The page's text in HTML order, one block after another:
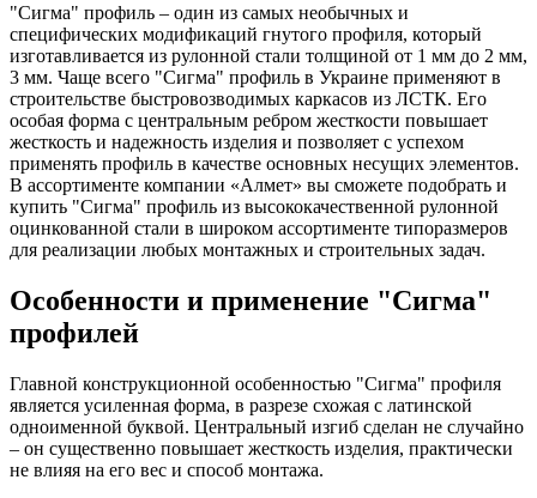
"Сигма" профиль – один из самых необычных и
специфических модификаций гнутого профиля, который
изготавливается из рулонной стали толщиной от 1 мм до 2 мм,
3 мм. Чаще всего "Сигма" профиль в Украине применяют в
строительстве быстровозводимых каркасов из ЛСТК. Его
особая форма с центральным ребром жесткости повышает
жесткость и надежность изделия и позволяет с успехом
применять профиль в качестве основных несущих элементов.
В ассортименте компании «Алмет» вы сможете подобрать и
купить "Сигма" профиль из высококачественной рулонной
оцинкованной стали в широком ассортименте типоразмеров
для реализации любых монтажных и строительных задач.
Особенности и применение "Сигма"
профилей
Главной конструкционной особенностью "Сигма" профиля
является усиленная форма, в разрезе схожая с латинской
одноименной буквой. Центральный изгиб сделан не случайно
– он существенно повышает жесткость изделия, практически
не влияя на его вес и способ монтажа.